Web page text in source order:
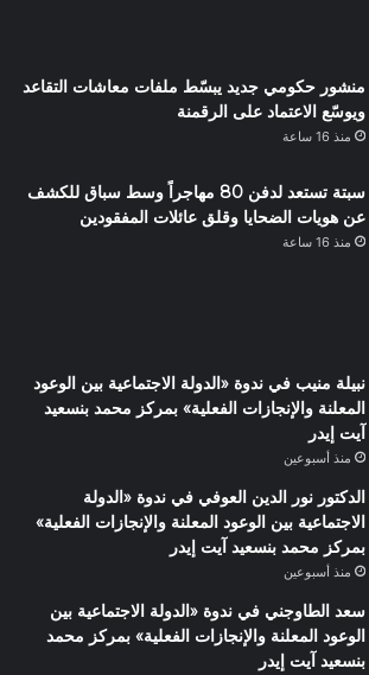
منشور حكومي جديد يبسّط ملفات معاشات التقاعد
ويوسّع الاعتماد على الرقمنة
منذ 16 ساعة
سبتة تستعد لدفن 80 مهاجراً وسط سباق للكشف
عن هويات الضحايا وقلق عائلات المفقودين
منذ 16 ساعة
نبيلة منيب في ندوة «الدولة الاجتماعية بين الوعود
المعلنة والإنجازات الفعلية» بمركز محمد بنسعيد
آيت إيدر
منذ أسبوعين
الدكتور نور الدين العوفي في ندوة «الدولة
الاجتماعية بين الوعود المعلنة والإنجازات الفعلية»
بمركز محمد بنسعيد آيت إيدر
منذ أسبوعين
سعد الطاوجني في ندوة «الدولة الاجتماعية بين
الوعود المعلنة والإنجازات الفعلية» بمركز محمد
بنسعيد آيت إيدر